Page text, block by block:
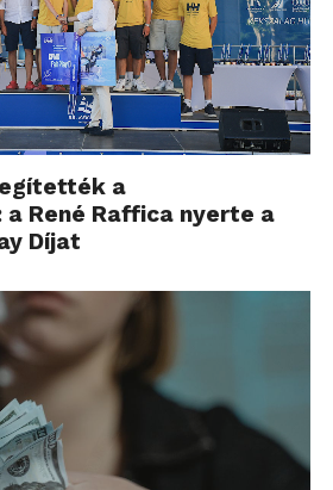
a
a René Raffica nyerte a
Díjat